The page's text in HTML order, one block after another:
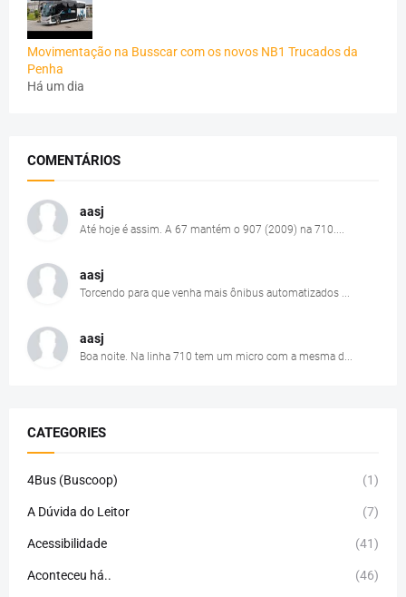
Movimentação na Busscar com os novos NB1 Trucados da
Penha
Há um dia
COMENTÁRIOS
aasj
Até hoje é assim. A 67 mantém o 907 (2009) na 710....
aasj
Torcendo para que venha mais ônibus automatizados ...
aasj
Boa noite. Na linha 710 tem um micro com a mesma d...
CATEGORIES
4Bus (Buscoop) (1)
A Dúvida do Leitor (7)
Acessibilidade (41)
Aconteceu há.. (46)